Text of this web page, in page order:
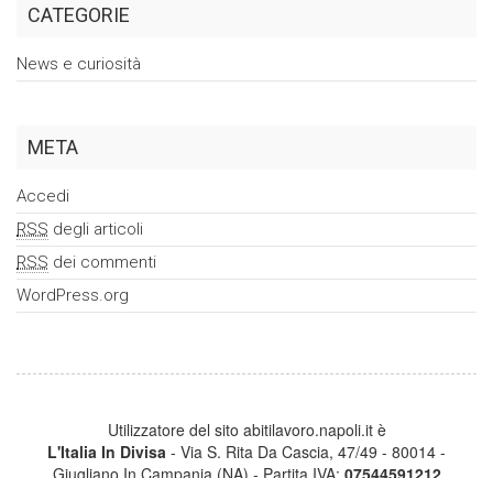
CATEGORIE
News e curiosità
META
Accedi
RSS degli articoli
RSS dei commenti
WordPress.org
Utilizzatore del sito abitilavoro.napoli.it è
L'Italia In Divisa - Via S. Rita Da Cascia, 47/49 - 80014 -
Giugliano In Campania (NA) - Partita IVA: 07544591212